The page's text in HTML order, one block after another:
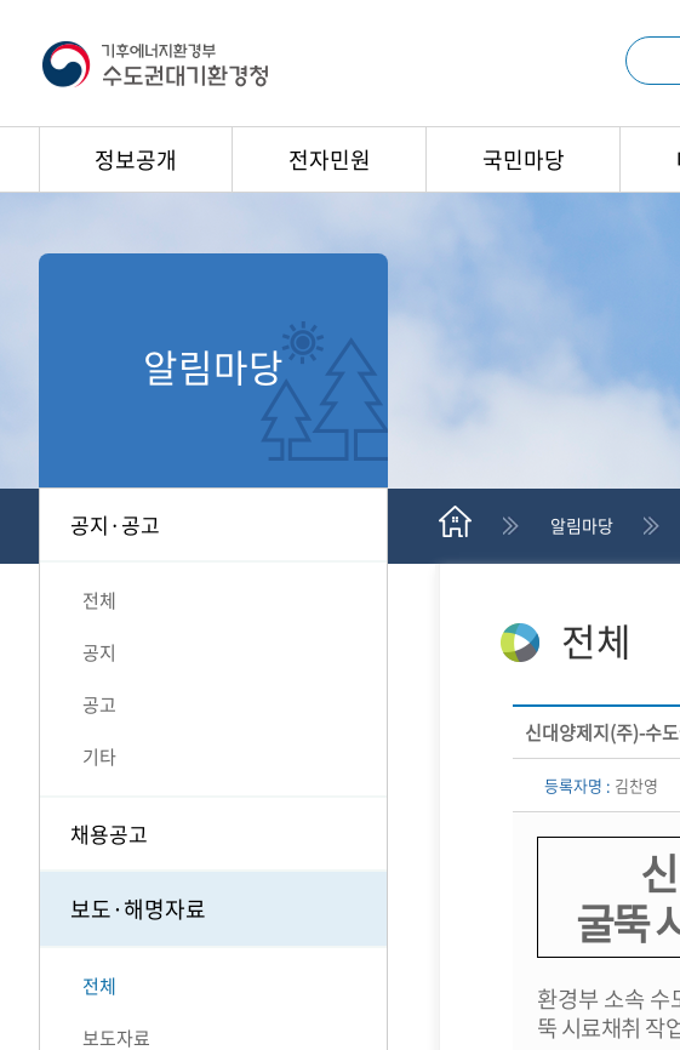
정보공개 전자민원 국민마당
알림마당
알림마당
공지·공고
전체
공지
공고
기타
채용공고
보도·해명자료
전체
보도자료
전체
신대양제지(주)-수
등록자명 : 김찬영
굴뚝
환경부 소속 수
뚝 시료채취 작